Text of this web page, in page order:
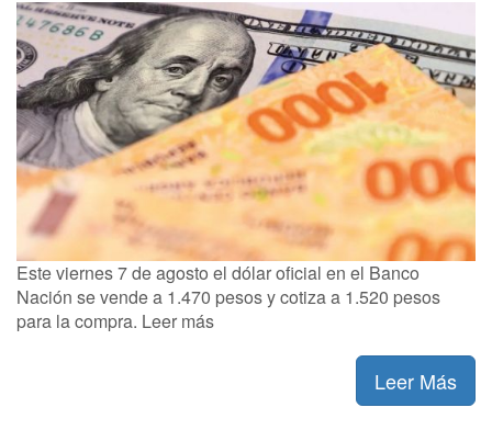
Este viernes 7 de agosto el dólar oficial en el Banco
Nación se vende a 1.470 pesos y cotiza a 1.520 pesos
para la compra. Leer más
Leer Más